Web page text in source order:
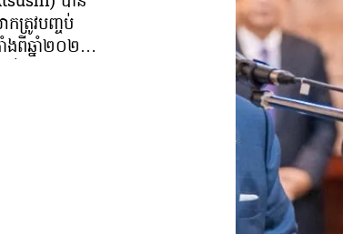
ជាតំបន់៣ ហើយ តើមានអីសង្ឃឹមទៀត?»។ ពេ
៨៨៩គ្រួសារ កាលពីខែឧសភា ឆ្នាំ២០២២ អ្ន
មានតែឈ្មោះ តែមិនទាន់បានប្លង់នោះឡើយ ក្
ប្រជាពលរដ្ឋមកពីភូមិគោកអណ្ដែក លោក
អាស្រ័យផលមានចំនួន ២ហិកតា នៅតំបន់៣ ដ
គឺនៅពេលរដូវទឹកស្រក។ លោកអះអាងថា ការ
ធ្វើលើដីហាមឃាត់នៅតំបន់៣ គឺមិនខុសទេ តែ
តាំងពីយូរមកហើយ ចំណែកឯតំបន់៣ ទើបត្រូ
លោកនិយាយថា៖ «និយាយទៅដីនេះទើបត
មិនដែលមានអ្នកហាមឃាត់ទេ ហើយប្រជាព
ត្រូវបញ្ចប់
ងពីឆ្នាំ២០២៣
ន់ការងារទូត